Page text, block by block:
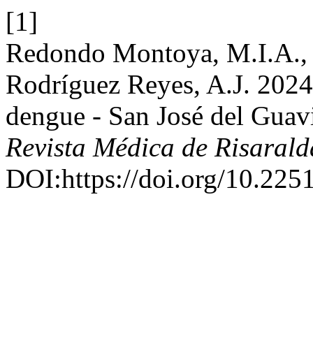
[1]
Redondo Montoya,
Rodríguez Reyes, A.J.
dengue - San José del
Revista Médica de
DOI:https://doi.org/